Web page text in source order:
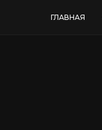
ГЛАВНАЯ